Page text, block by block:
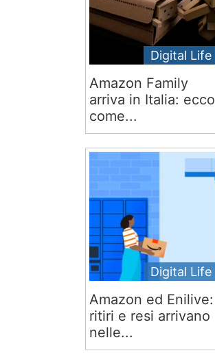
Digital Life
Amazon Family
arriva in Italia: ecco
come...
Digital Life
Amazon ed Enilive:
ritiri e resi arrivano
nelle...